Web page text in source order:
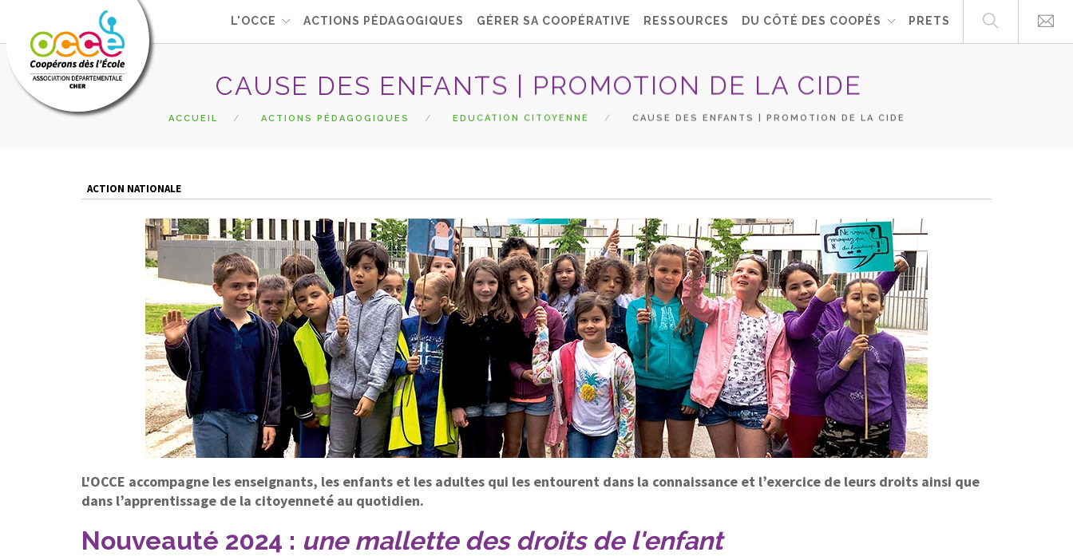
L'OCCE ACTIONS PÉDAGOGIQUES GÉRER SA COOPÉRATIVE RESSOURCES DU CÔTÉ DES COOPÉS PRETS
CAUSE DES ENFANTS | PROMOTION DE LA CIDE
ACCUEIL ACTIONS PÉDAGOGIQUES EDUCATION CITOYENNE CAUSE DES ENFANTS | PROMOTION DE LA CIDE
ACTION NATIONALE
L'OCCE accompagne les enseignants, les enfants et les adultes qui les entourent dans la connaissance et l’exercice de leurs droits ainsi que
dans l’apprentissage de la citoyenneté au quotidien.
Nouveauté 2024 : une mallette des droits de l'enfant